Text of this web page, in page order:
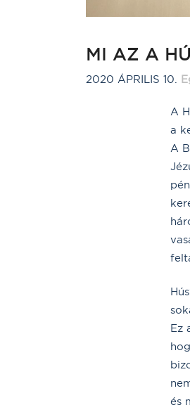
MI AZ A
2020 ÁPRILIS 10.
A
a
A
Ez
és